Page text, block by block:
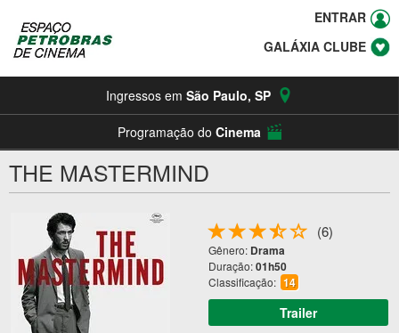
ENTRAR
GALÁXIA CLUBE
Ingressos em São Paulo, SP
Programação do Cinema
THE MASTERMIND
(6)
Gênero: Drama
Duração:01h50
Classificação: 14
Trailer